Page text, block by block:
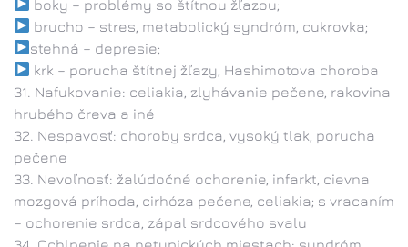
boky – problémy so štítnou žľazou;
brucho – stres, metabolický syndróm, cukrovka;
stehná – depresie;
krk – porucha štítnej žľazy, Hashimotova choroba
Nafukovanie: celiakia, zlyhávanie pečene, rakovina
hrubého čreva a iné
Nespavosť: choroby srdca, vysoký tlak, porucha
pečene
Nevoľnosť: žalúdočné ochorenie, infarkt, cievna
mozgová príhoda, cirhóza pečene, celiakia; s vracaním
– ochorenie srdca, zápal srdcového svalu